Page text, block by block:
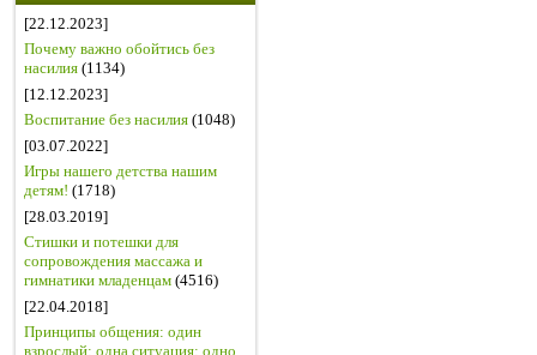
[22.12.2023]
Почему важно обойтись без
насилия (1134)
[12.12.2023]
Воспитание без насилия (1048)
[03.07.2022]
Игры нашего детства нашим
детям! (1718)
[28.03.2019]
Стишки и потешки для
сопровождения массажа и
гимнатики младенцам (4516)
[22.04.2018]
Принципы общения: один
взрослый; одна ситуация; одно